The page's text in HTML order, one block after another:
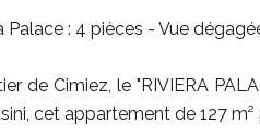
: 4 pièces - Vue
de Cimiez, le "RIVIERA
cet appartement de 127